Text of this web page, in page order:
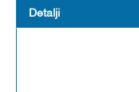
Detalji